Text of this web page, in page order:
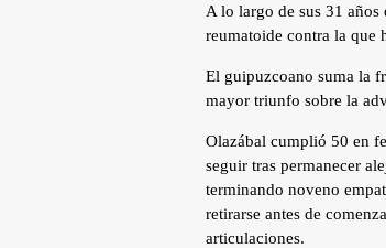
A lo largo de sus 31
reumatoide contra la que
El guipuzcoano suma la
mayor triunfo sobre la
Olazábal cumplió 50 en
seguir tras permanecer
terminando noveno
retirarse antes de
articulaciones.